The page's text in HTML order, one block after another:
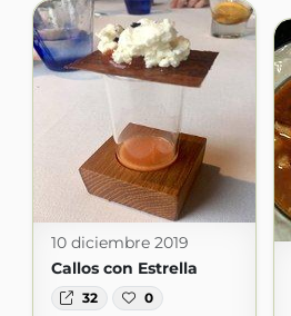
10 diciembre 2019
Callos con Estrella
32 0